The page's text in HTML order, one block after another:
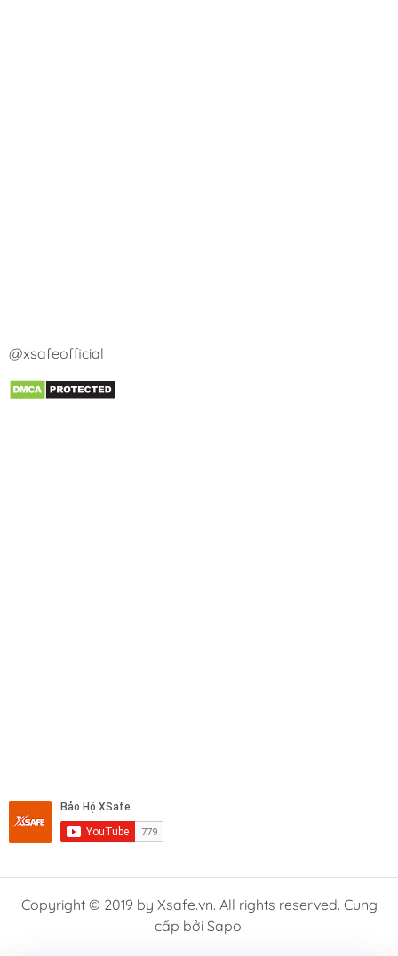
@xsafeofficial
Copyright © 2019 by Xsafe.vn. All rights reserved. Cung
cấp bởi Sapo.